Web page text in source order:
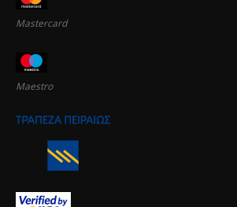
Mastercard
Maestro